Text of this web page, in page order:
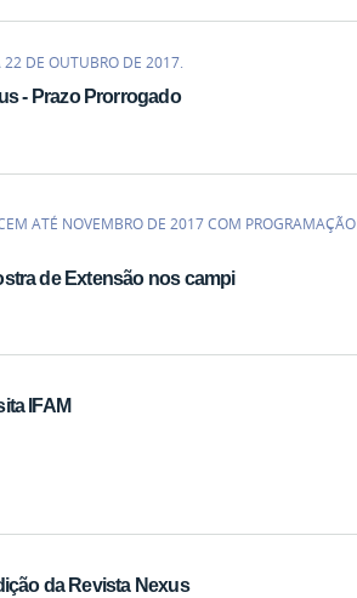
22 DE OUTUBRO DE 2017.
- Prazo Prorrogado
ATÉ NOVEMBRO DE 2017 COM PROGRAMAÇÃO
de Extensão nos campi
IFAM
da Revista Nexus